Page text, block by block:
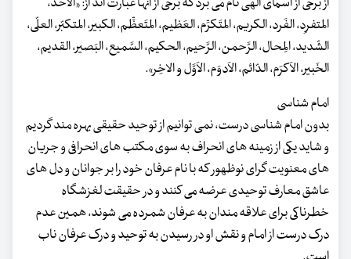
المتفرِد، الفَرد، الکریم، المتَکرِّم، العَظیم، المتَعظِّم، الکبیر، المتکبّر، العلّی،
الشّدید، المِحال، الرَّحمن، الرَّحیم، الحکیم، السَّمیع، البَصیر، القدیم،
الخَبیر، الاَکرَم، الدّائم، الاَدوَم، الاَوَّل و الاخِر».
امام شناسی
بدون امام شناسی درست، نمی توانیم از توحید حقیقی بهره مند گردیم
و شاید یکی از زمینه های انحراف به سوی مکتب های انحرافی و جریان
های معنویت گرای نوظهور که با نام عرفان خود را بر جوانان و دل های
عاشق معارف توحیدی عرضه می کنند و در حقیقت لغزشگاه
خطرناکی برای علاقه مندان به عرفان شمرده می شوند، همین عدم
درک درست از امام و نقش او در رسیدن به توحید و درک عرفان ناب